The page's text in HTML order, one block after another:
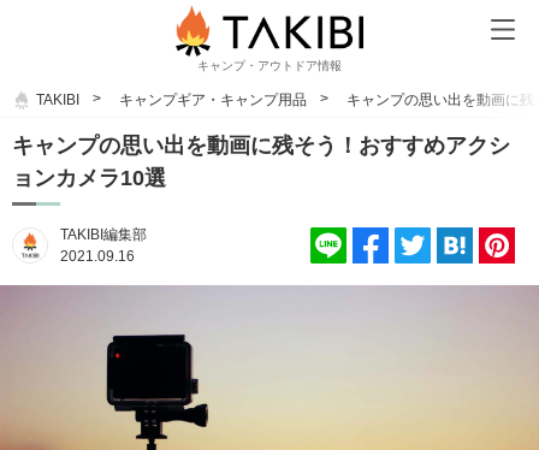
キャンプ・アウトドア情報
TAKIBI キャンプギア・キャンプ用品 キャンプの思い出を動画に
キャンプの思い出を動画に残そう！おすすめアクシ
ョンカメラ10選
TAKIBI編集部
2021.09.16